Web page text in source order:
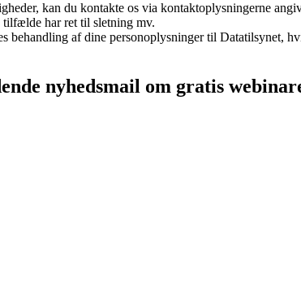
kan du kontakte os via kontaktoplysningerne
tilfælde har ret til sletning mv.
behandling af dine personoplysninger til Datatilsynet,
nyhedsmail om gratis